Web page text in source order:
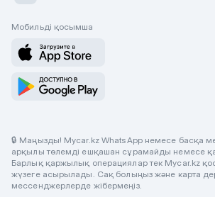
Мобильді қосымша
🔒 Маңызды! Mycar.kz WhatsApp немесе басқа
арқылы төлемді ешқашан сұрамайды немесе
Барлық қаржылық операциялар тек Mycar.kz
жүзеге асырылады. Сақ болыңыз және карта
мессенджерлерде жібермеңіз.